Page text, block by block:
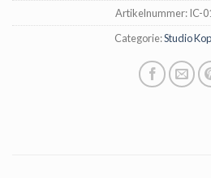
Artikelnummer:IC-
Categorie:Studio